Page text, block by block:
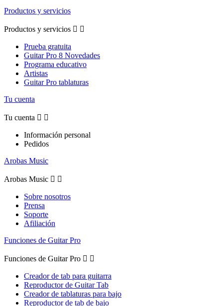
Productos y servicios
Productos y servicios  
Prueba gratuita
Guitar Pro 8 Novedades
Programa educativo
Artistas
Guitar Pro tablaturas
Tu cuenta
Tu cuenta  
Información personal
Pedidos
Arobas Music
Arobas Music  
Sobre nosotros
Prensa
Soporte
Afiliación
Funciones de Guitar Pro
Funciones de Guitar Pro  
Creador de tab para guitarra
Reproductor de Guitar Tab
Creador de tablaturas para bajo
Reproductor de tab de bajo